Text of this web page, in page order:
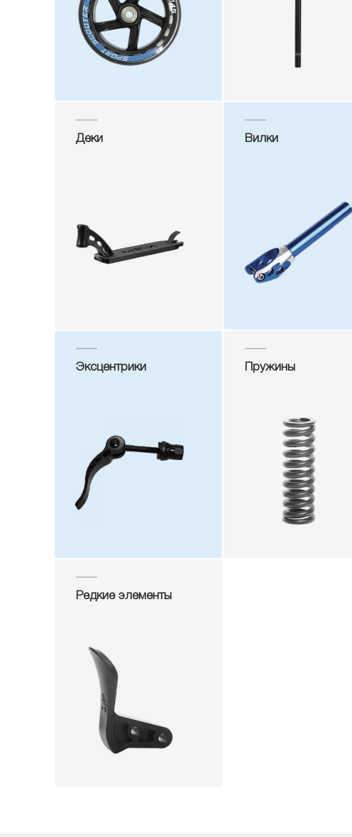
Деки Вилки
Эксцентрики Пружины
Редкие элементы